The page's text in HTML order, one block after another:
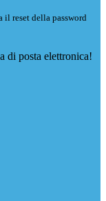
il reset della password
di posta elettronica!